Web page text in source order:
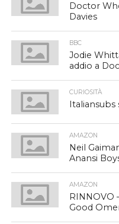
Doctor
Davies
BBC
Jodie
addio a
CURIOSITÀ
Italiansubs
AMAZON
Neil
Anansi
AMAZON
RINNOVO
Good